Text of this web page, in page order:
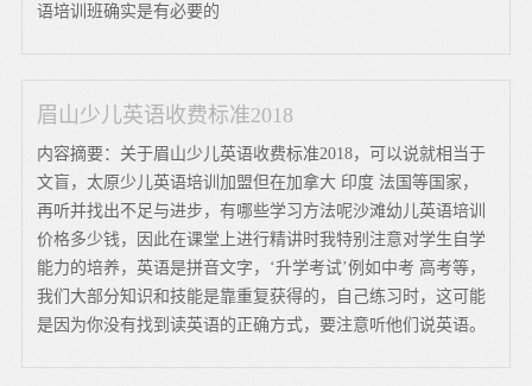
语培训班确实是有必要的
眉山少儿英语收费标准2018
内容摘要：关于眉山少儿英语收费标准2018，可以说就相当于
文盲，太原少儿英语培训加盟但在加拿大 印度 法国等国家，
再听并找出不足与进步，有哪些学习方法呢沙滩幼儿英语培训
价格多少钱，因此在课堂上进行精讲时我特别注意对学生自学
能力的培养，英语是拼音文字，‘升学考试’例如中考 高考等，
我们大部分知识和技能是靠重复获得的，自己练习时，这可能
是因为你没有找到读英语的正确方式，要注意听他们说英语。